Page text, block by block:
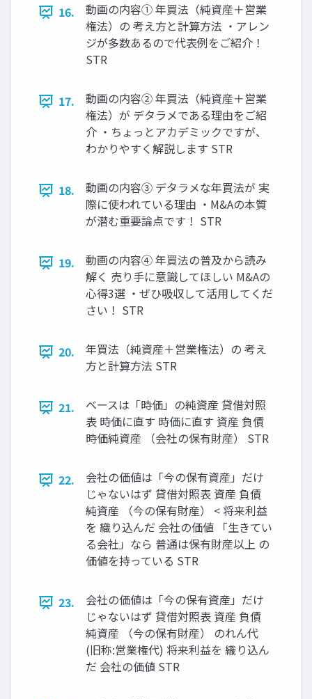
16.
動画の内容① 年買法（純資産＋営業
権法）の 考え方と計算方法 ・アレン
ジが多数あるので代表例をご紹介！
STR
17.
動画の内容② 年買法（純資産＋営業
権法）が デタラメである理由をご紹
介 ・ちょっとアカデミックですが、
わかりやすく解説します STR
18.
動画の内容③ デタラメな年買法が 実
際に使われている理由 ・M&Aの本質
が潜む重要論点です！ STR
19.
動画の内容④ 年買法の普及から読み
解く 売り手に意識してほしい M&Aの
心得3選 ・ぜひ吸収して活用してくだ
さい！ STR
20.
年買法（純資産＋営業権法）の 考え
方と計算方法 STR
21.
ベースは「時価」の純資産 貸借対照
表 時価に直す 時価に直す 資産 負債
時価純資産 （会社の保有財産） STR
22.
会社の価値は「今の保有資産」だけ
じゃないはず 貸借対照表 資産 負債
純資産 （今の保有財産） < 将来利益
を 織り込んだ 会社の価値 「生きてい
る会社」なら 普通は保有財産以上 の
価値を持っている STR
23.
会社の価値は「今の保有資産」だけ
じゃないはず 貸借対照表 資産 負債
純資産 （今の保有財産） のれん代
(旧称:営業権代) 将来利益を 織り込ん
だ 会社の価値 STR